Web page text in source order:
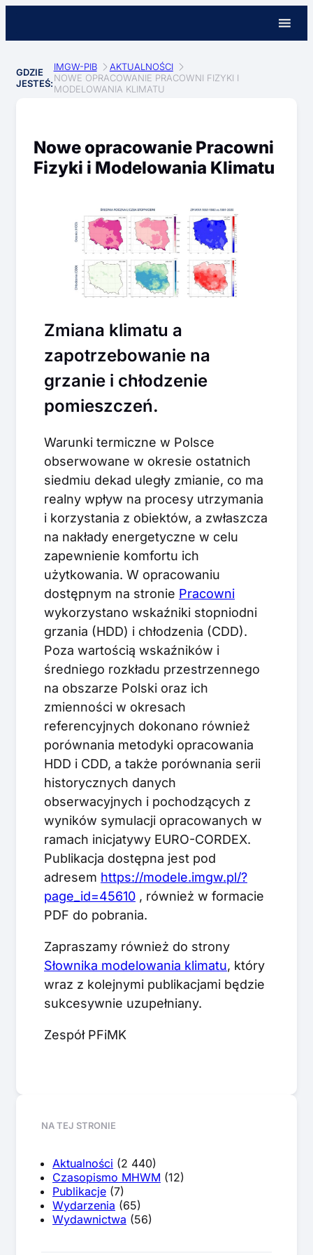
GDZIE
JESTEŚ:
IMGW-PIB
AKTUALNOŚCI
NOWE OPRACOWANIE PRACOWNI FIZYKI I
MODELOWANIA KLIMATU
Nowe opracowanie Pracowni
Fizyki i Modelowania Klimatu
Zmiana klimatu a
zapotrzebowanie na
grzanie i chłodzenie
pomieszczeń.
Warunki termiczne w Polsce
obserwowane w okresie ostatnich
siedmiu dekad uległy zmianie, co ma
realny wpływ na procesy utrzymania
i korzystania z obiektów, a zwłaszcza
na nakłady energetyczne w celu
zapewnienie komfortu ich
użytkowania. W opracowaniu
dostępnym na stronie Pracowni
wykorzystano wskaźniki stopniodni
grzania (HDD) i chłodzenia (CDD).
Poza wartością wskaźników i
średniego rozkładu przestrzennego
na obszarze Polski oraz ich
zmienności w okresach
referencyjnych dokonano również
porównania metodyki opracowania
HDD i CDD, a także porównania serii
historycznych danych
obserwacyjnych i pochodzących z
wyników symulacji opracowanych w
ramach inicjatywy EURO-CORDEX.
Publikacja dostępna jest pod
adresem https://modele.imgw.pl/?
page_id=45610 , również w formacie
PDF do pobrania.
Zapraszamy również do strony
Słownika modelowania klimatu, który
wraz z kolejnymi publikacjami będzie
sukcesywnie uzupełniany.
Zespół PFiMK
NA TEJ STRONIE
Aktualności (2 440)
Czasopismo MHWM (12)
Publikacje (7)
Wydarzenia (65)
Wydawnictwa (56)